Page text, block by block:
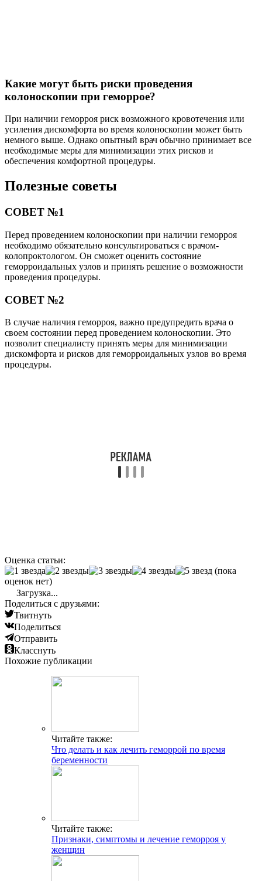
Какие могут быть риски проведения
колоноскопии при геморрое?
При наличии геморроя риск возможного кровотечения или
усиления дискомфорта во время колоноскопии может быть
немного выше. Однако опытный врач обычно принимает все
необходимые меры для минимизации этих рисков и
обеспечения комфортной процедуры.
Полезные советы
СОВЕТ №1
Перед проведением колоноскопии при наличии геморроя
необходимо обязательно консультироваться с врачом-
колопроктологом. Он сможет оценить состояние
геморроидальных узлов и принять решение о возможности
проведения процедуры.
СОВЕТ №2
В случае наличия геморроя, важно предупредить врача о
своем состоянии перед проведением колоноскопии. Это
позволит специалисту принять меры для минимизации
дискомфорта и рисков для геморроидальных узлов во время
процедуры.
Оценка статьи:
(пока
оценок нет)
Загрузка...
Поделиться с друзьями:
Твитнуть
Поделиться
Отправить
Класснуть
Похожие публикации
Читайте также:
Что делать и как лечить геморрой по время
беременности
Читайте также:
Признаки, симптомы и лечение геморроя у
женщин